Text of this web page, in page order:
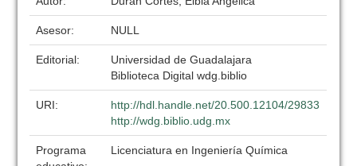
Asesor: NULL
Editorial:
Universidad de Guadalajara
Biblioteca Digital wdg.biblio
URI:
http://hdl.handle.net/20.500.12104/29833
http://wdg.biblio.udg.mx
Programa
Licenciatura en Ingeniería Química